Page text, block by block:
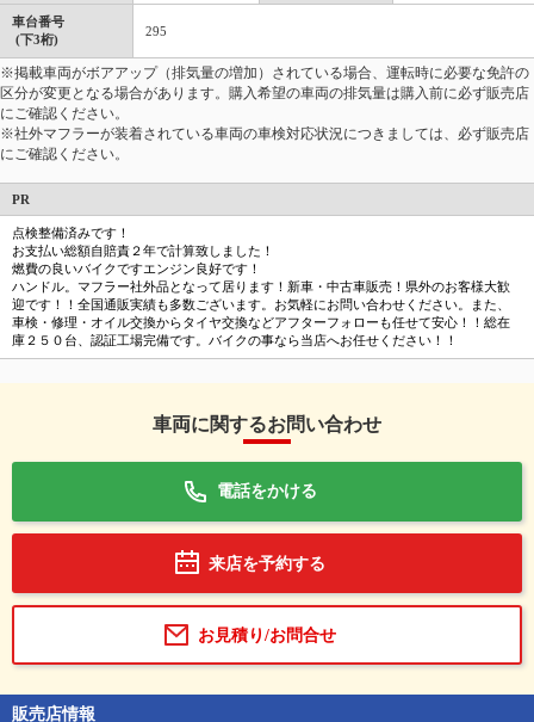
車台番号
(下3桁)
295
※掲載車両がボアアップ（排気量の増加）されている場合、運転時に必要な免許の
区分が変更となる場合があります。購入希望の車両の排気量は購入前に必ず販売店
にご確認ください。
※社外マフラーが装着されている車両の車検対応状況につきましては、必ず販売店
にご確認ください。
PR
点検整備済みです！
お支払い総額自賠責２年で計算致しました！
燃費の良いバイクですエンジン良好です！
ハンドル。マフラー社外品となって居ります！新車・中古車販売！県外のお客様大歓
迎です！！全国通販実績も多数ございます。お気軽にお問い合わせください。また、
車検・修理・オイル交換からタイヤ交換などアフターフォローも任せて安心！！総在
庫２５０台、認証工場完備です。バイクの事なら当店へお任せください！！
車両に関するお問い合わせ
電話をかける
来店を予約する
お見積り/お問合せ
販売店情報